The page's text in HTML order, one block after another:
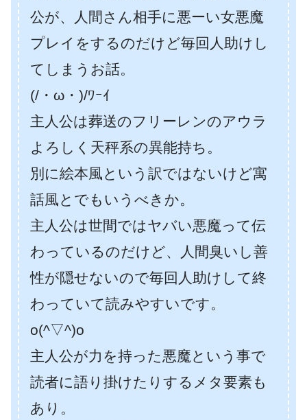
公が、人間さん相手に悪ーい女悪魔
プレイをするのだけど毎回人助けし
てしまうお話。
(/・ω・)/ﾜｰｲ
主人公は葬送のフリーレンのアウラ
よろしく天秤系の異能持ち。
別に絵本風という訳ではないけど寓
話風とでもいうべきか。
主人公は世間ではヤバい悪魔って伝
わっているのだけど、人間臭いし善
性が隠せないので毎回人助けして終
わっていて読みやすいです。
o(^▽^)o
主人公が力を持った悪魔という事で
読者に語り掛けたりするメタ要素も
あり。